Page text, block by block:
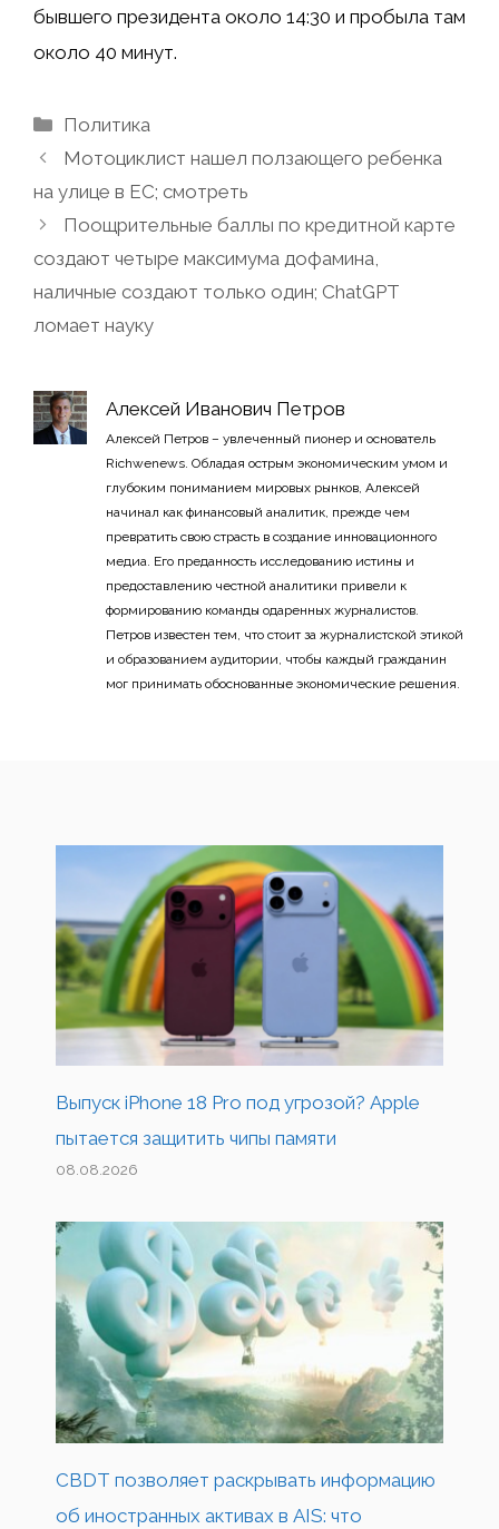
бывшего президента около 14:30 и пробыла там
около 40 минут.
Рубрики
Политика
Мотоциклист нашел ползающего ребенка
на улице в ЕС; смотреть
Поощрительные баллы по кредитной карте
создают четыре максимума дофамина,
наличные создают только один; ChatGPT
ломает науку
Алексей Иванович Петров
Алексей Петров – увлеченный пионер и основатель
Richwenews. Обладая острым экономическим умом и
глубоким пониманием мировых рынков, Алексей
начинал как финансовый аналитик, прежде чем
превратить свою страсть в создание инновационного
медиа. Его преданность исследованию истины и
предоставлению честной аналитики привели к
формированию команды одаренных журналистов.
Петров известен тем, что стоит за журналистской этикой
и образованием аудитории, чтобы каждый гражданин
мог принимать обоснованные экономические решения.
Выпуск iPhone 18 Pro под угрозой? Apple
пытается защитить чипы памяти
08.08.2026
CBDT позволяет раскрывать информацию
об иностранных активах в AIS: что